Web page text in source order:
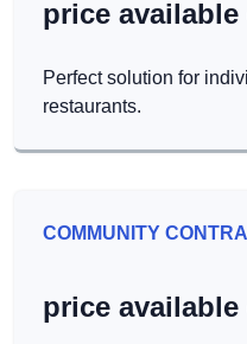
price
Perfect solution for
restaurants.
COMMUNITY
price